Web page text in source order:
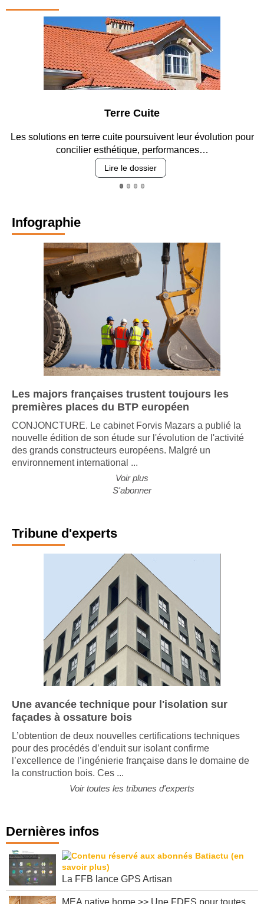
Entre circulation, sécurisation des accès, durabilité des
revêtements et intégration…
Lire le dossier
Infographie
Les majors françaises trustent toujours les
premières places du BTP européen
CONJONCTURE. Le cabinet Forvis Mazars a publié la
nouvelle édition de son étude sur l'évolution de l'activité
des grands constructeurs européens. Malgré un
environnement international ...
Voir plus
S'abonner
Tribune d'experts
Une avancée technique pour l'isolation sur
façades à ossature bois
L’obtention de deux nouvelles certifications techniques
pour des procédés d’enduit sur isolant confirme
l’excellence de l’ingénierie française dans le domaine de
la construction bois. Ces ...
Voir toutes les tribunes d'experts
Dernières infos
La FFB lance GPS Artisan
MEA native home >> Une FDES pour toutes